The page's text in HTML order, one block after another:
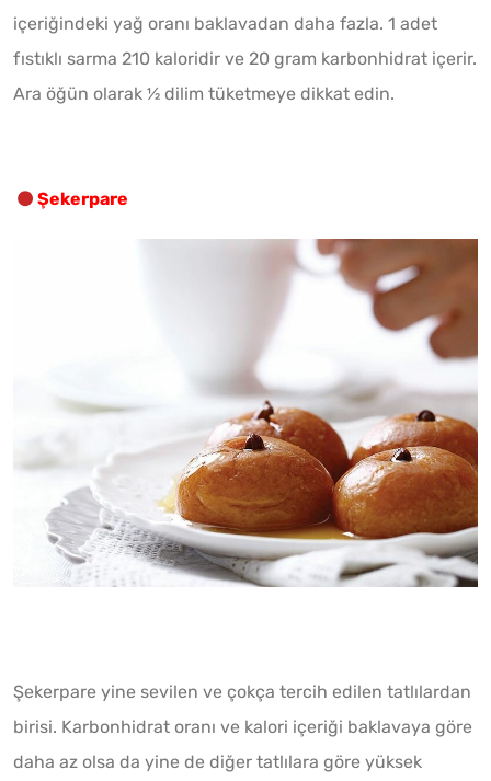
içeriğindeki yağ oranı baklavadan daha fazla. 1 adet
fıstıklı sarma 210 kaloridir ve 20 gram karbonhidrat içerir.
Ara öğün olarak ½ dilim tüketmeye dikkat edin.
Şekerpare
Şekerpare yine sevilen ve çokça tercih edilen tatlılardan
birisi. Karbonhidrat oranı ve kalori içeriği baklavaya göre
daha az olsa da yine de diğer tatlılara göre yüksek